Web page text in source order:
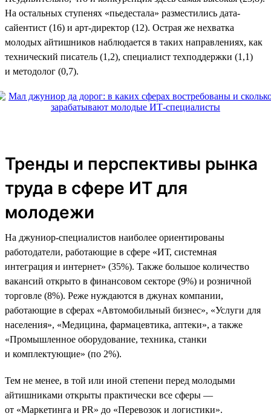
На остальных ступенях «пьедестала» разместились дата-
сайентист (16) и арт-директор (12). Острая же нехватка
молодых айтишников наблюдается в таких направлениях, как
технический писатель (1,2), специалист техподдержки (1,1)
и методолог (0,7).
Тренды и перспективы рынка
труда в сфере ИТ для
молодежи
На джуниор-специалистов наиболее ориентированы
работодатели, работающие в сфере «ИТ, системная
интеграция и интернет» (35%). Также большое количество
вакансий открыто в финансовом секторе (9%) и розничной
торговле (8%). Реже нуждаются в джунах компании,
работающие в сферах «Автомобильный бизнес», «Услуги для
населения», «Медицина, фармацевтика, аптеки», а также
«Промышленное оборудование, техника, станки
и комплектующие» (по 2%).
Тем не менее, в той или иной степени перед молодыми
айтишниками открыты практически все сферы —
от «Маркетинга и PR» до «Перевозок и логистики».